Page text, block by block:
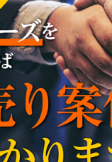
るポイント
例
課税
立つテクニックのまとめ